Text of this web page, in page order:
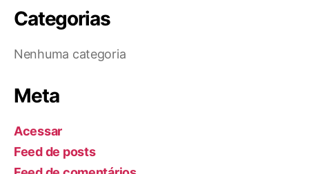
Categorias
Nenhuma categoria
Meta
Acessar
Feed de posts